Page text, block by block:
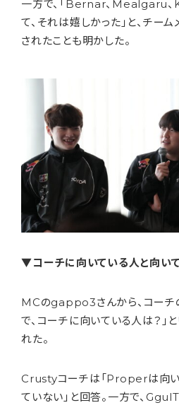
一方で、「Bernar、Mealgaru
て、それは嬉しかった」と、チー
されたことも明かした。
▼コーチに向いている人と向い
MCのgappo3さんから、コーチ
で、コーチに向いている人は？」
れた。
Crustyコーチは「Properは向
ていない」と回答。一方で、